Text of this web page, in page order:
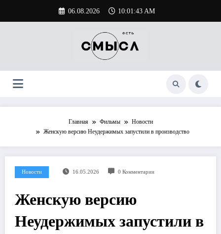
содержимому
06.08.2026 10:01:44 AM
Главная Фильмы
Новости
Женскую версию Неудержимых запустили в производство
Новости 16.05.2026 0 Комментарии
Женскую версию
Неудержимых запустили в